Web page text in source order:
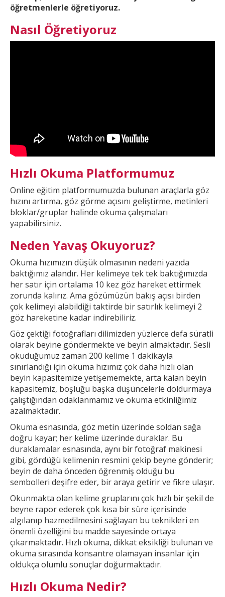
öğretmenlerle öğretiyoruz.
Nasıl Öğretiyoruz
Hızlı Okuma Platformumuz
Online eğitim platformumuzda bulunan araçlarla göz
hızını artırma, göz görme açısını geliştirme, metinleri
bloklar/gruplar halinde okuma çalışmaları
yapabilirsiniz.
Neden Yavaş Okuyoruz?
Okuma hızımızın düşük olmasının nedeni yazıda
baktığımız alandır. Her kelimeye tek tek baktığımızda
her satır için ortalama 10 kez göz hareket ettirmek
zorunda kalırız. Ama gözümüzün bakış açısı birden
çok kelimeyi alabildiği taktirde birsatırlık kelimeyi 2
göz hareketine kadar indirebiliriz.
Göz çektiği fotoğrafları dilimizden yüzlerce defa süratli
olarak beyine göndermekte ve beyin almaktadır. Sesli
okuduğumuz zaman 200 kelime 1 dakikayla
sınırlandığı için okuma hızımız çok daha hızlı olan
beyin kapasitemize yetişememekte, arta kalan beyin
kapasitemiz, boşluğu başka düşüncelerle doldurmaya
çalıştığından odaklanmamız ve okuma etkinliğimiz
azalmaktadır.
Okuma esnasında, göz metin üzerinde soldan sağa
doğru kayar; her kelime üzerinde duraklar. Bu
duraklamalar esnasında, aynı bir fotoğraf makinesi
gibi, gördüğü kelimenin resmini çekip beyne gönderir;
beyin de daha önceden öğrenmiş olduğu bu
sembolleri deşifre eder, bir araya getirir ve fikre ulaşır.
Okunmakta olan kelime gruplarını çok hızlı bir şekil de
beyne rapor ederek çok kısa bir süre içerisinde
algılanıp hazmedilmesini sağlayan bu teknikleri en
önemli özelliğini bu madde sayesinde ortaya
çıkarmaktadır. Hızlı okuma, dikkateksikliği bulunan ve
okuma sırasında konsantre olamayan insanlar için
oldukça olumlu sonuçlar doğurmaktadır.
Hızlı Okuma Nedir?